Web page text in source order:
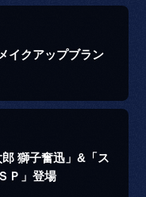
イクアップブラン
獅子奮迅」&「ス
Ｐ」登場